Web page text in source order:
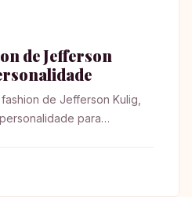
de Jefferson
de Jefferson Kulig,
para